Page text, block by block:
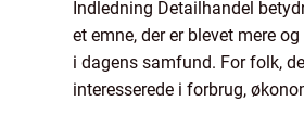
Indledning Detailhandel
et emne, der er blevet mere
i dagens samfund. For folk,
interesserede i forbrug,